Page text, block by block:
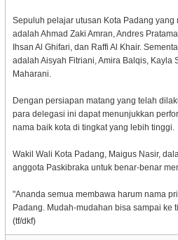
Sepuluh pelajar utusan Kota Padang
adalah Ahmad Zaki Amran, Andres
Ihsan Al Ghifari, dan Raffi Al Khair.
adalah Aisyah Fitriani, Amira Balqis, Kayla
Maharani.
Dengan persiapan matang yang telah
para delegasi ini dapat menunjukkan
nama baik kota di tingkat yang lebih tinggi.
Wakil Wali Kota Padang, Maigus Nasir,
anggota Paskibraka untuk benar-benar
"Ananda semua membawa harum nama
Padang. Mudah-mudahan bisa sampai ke
(tf/dkf)